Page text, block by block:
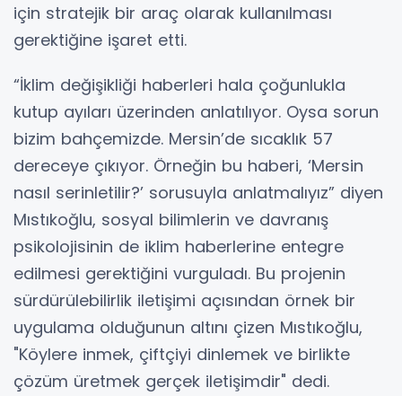
için stratejik bir araç olarak kullanılması
gerektiğine işaret etti.
“İklim değişikliği haberleri hala çoğunlukla
kutup ayıları üzerinden anlatılıyor. Oysa sorun
bizim bahçemizde. Mersin’de sıcaklık 57
dereceye çıkıyor. Örneğin bu haberi, ‘Mersin
nasıl serinletilir?’ sorusuyla anlatmalıyız” diyen
Mıstıkoğlu, sosyal bilimlerin ve davranış
psikolojisinin de iklim haberlerine entegre
edilmesi gerektiğini vurguladı. Bu projenin
sürdürülebilirlik iletişimi açısından örnek bir
uygulama olduğunun altını çizen Mıstıkoğlu,
"Köylere inmek, çiftçiyi dinlemek ve birlikte
çözüm üretmek gerçek iletişimdir" dedi.